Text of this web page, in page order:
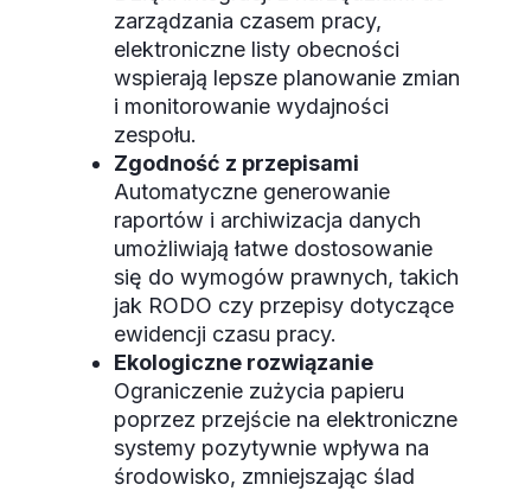
zarządzania czasem pracy,
elektroniczne listy obecności
wspierają lepsze planowanie zmian
i monitorowanie wydajności
zespołu.
Zgodność z przepisami
Automatyczne generowanie
raportów i archiwizacja danych
umożliwiają łatwe dostosowanie
się do wymogów prawnych, takich
jak RODO czy przepisy dotyczące
ewidencji czasu pracy.
Ekologiczne rozwiązanie
Ograniczenie zużycia papieru
poprzez przejście na elektroniczne
systemy pozytywnie wpływa na
środowisko, zmniejszając ślad